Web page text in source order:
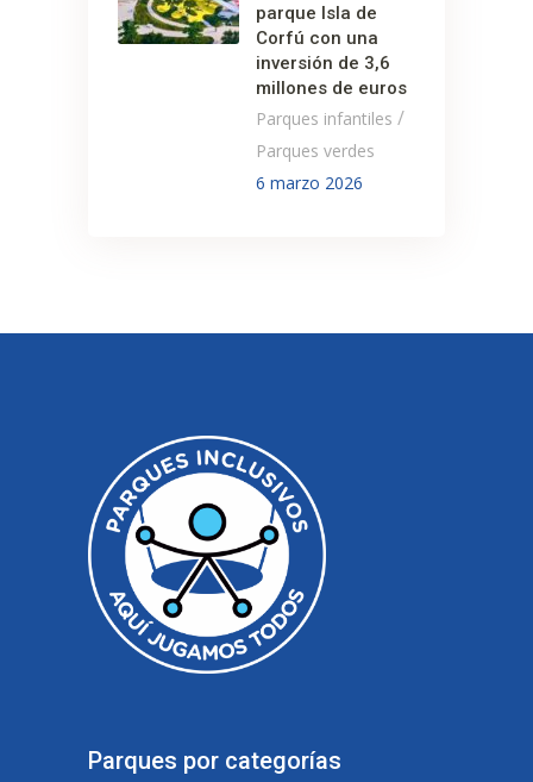
parque Isla de
Corfú con una
inversión de 3,6
millones de euros
Parques infantiles /
Parques verdes
6 marzo 2026
Parques por categorías